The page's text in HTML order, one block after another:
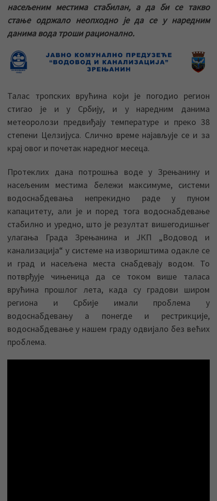
насељеним местима стабилан, а да би се такво
стање одржало неопходно је да се у наредним
данима вода троши рационално.
Талас тропских врућина који је погодио регион
стигао је и у Србију, и у наредним данима
метеоролози предвиђају температуре и преко 38
степени Целзијуса. Слично време најављује се и за
крај овог и почетак наредног месеца.
Протеклих дана потрошња воде у Зрењанину и
насељеним местима бележи максимуме, системи
водоснабдевања непрекидно раде у пуном
капацитету, али је и поред тога водоснабдевање
стабилно и уредно, што је резултат вишегодишњег
улагања Града Зрењанина и ЈКП „Водовод и
канализација“ у системе на извориштима одакле се
и град и насељена места снабдевају водом. То
потврђује чињеница да се током више таласа
врућина прошлог лета, када су градови широм
региона и Србије имали проблема у
водоснабдевању а понегде и рестрикције,
водоснабдевање у нашем граду одвијало без већих
проблема.